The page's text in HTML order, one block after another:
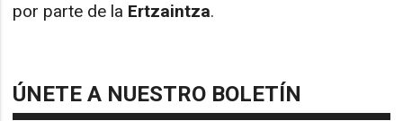
por parte de la Ertzaintza.
ÚNETE A NUESTRO BOLETÍN